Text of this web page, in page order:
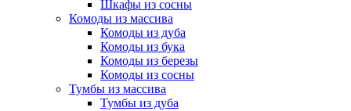
Шкафы из сосны
Комоды из массива
Комоды из дуба
Комоды из бука
Комоды из березы
Комоды из сосны
Тумбы из массива
Тумбы из дуба